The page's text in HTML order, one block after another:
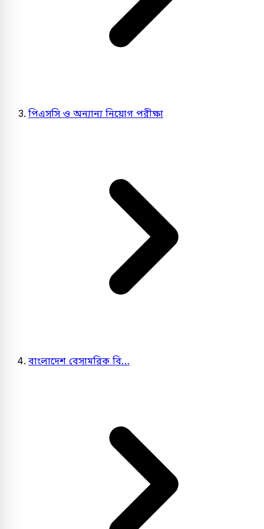
পিএসসি ও অন্যান্য নিয়োগ পরীক্ষা
বাংলাদেশ বেসামরিক বি…